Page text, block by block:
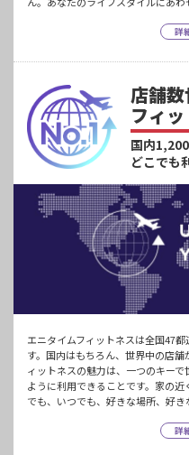
詳
店舗
フィッ
国内1,200
どこでも
エニタイムフィットネスは全国47
す。国内はもちろん、世界中の店
ィットネスの魅力は、一つのキー
ように利用できることです。家の
でも、いつでも、好きな場所、好き
詳